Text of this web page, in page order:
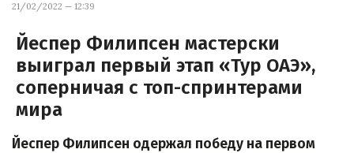
21/02/2022 — 12:39
Йеспер Филипсен мастерски
выиграл первый этап «Тур ОАЭ»,
соперничая с топ-спринтерами
мира
Йеспер Филипсен одержал победу на первом